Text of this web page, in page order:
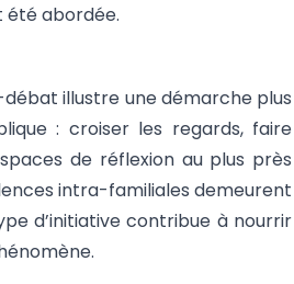
été abordée.
illustre une démarche plus
: croiser les regards, faire
de réflexion au plus près
intra-familiales demeurent
d’initiative contribue à nourrir